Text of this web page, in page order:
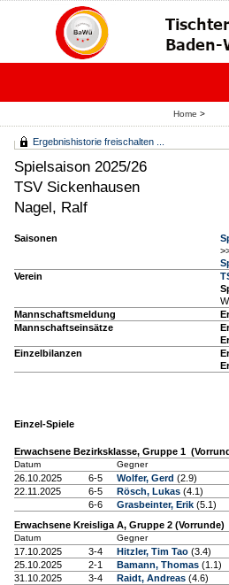
Home >
Ergebnishistorie freischalten ...
Spielsaison 2025/26
TSV Sickenhausen
Nagel, Ralf
Saisonen
Verein
Mannschaftsmeldung
Mannschaftseinsätze
Einzelbilanzen
Einzel-Spiele
Erwachsene Bezirksklasse, Gruppe 1
Datum Gegner
26.10.2025 6-5 Wolfer, Gerd (2.9)
22.11.2025
6-5 Rösch, Lukas (4.1)
6-6
Grasbeinter, Erik (5.1)
Erwachsene Kreisliga A, Gruppe 2 (Vorrunde)
Datum Gegner
17.10.2025 3-4 Hitzler, Tim Tao (3.4)
25.10.2025
2-1 Bamann, Thomas (1.1)
31.10.2025
3-4 Raidt, Andreas (4.6)